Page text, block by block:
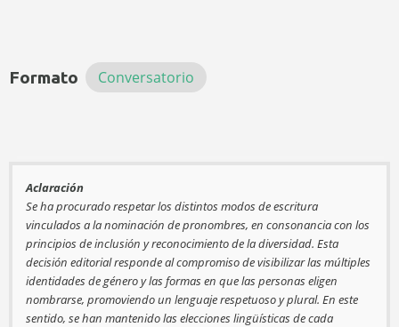
Formato Conversatorio
Aclaración
Se ha procurado respetar los distintos modos de escritura
vinculados a la nominación de pronombres, en consonancia con los
principios de inclusión y reconocimiento de la diversidad. Esta
decisión editorial responde al compromiso de visibilizar las múltiples
identidades de género y las formas en que las personas eligen
nombrarse, promoviendo un lenguaje respetuoso y plural. En este
sentido, se han mantenido las elecciones lingüísticas de cada